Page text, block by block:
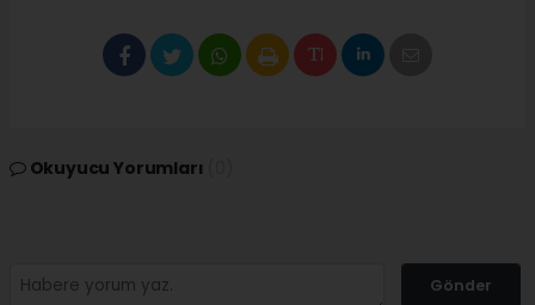
Okuyucu Yorumları
Gönder